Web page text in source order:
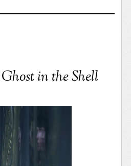
Ghost in the Shell